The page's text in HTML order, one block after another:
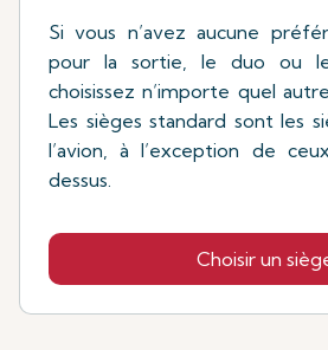
Si vous n’avez aucune
pour la sortie, le duo ou
choisissez n’importe quel
Les sièges standard sont les
l’avion, à l’exception de
dessus.
Choisir un